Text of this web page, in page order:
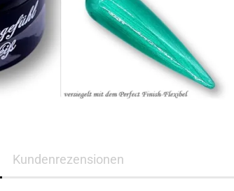
Kundenrezensionen